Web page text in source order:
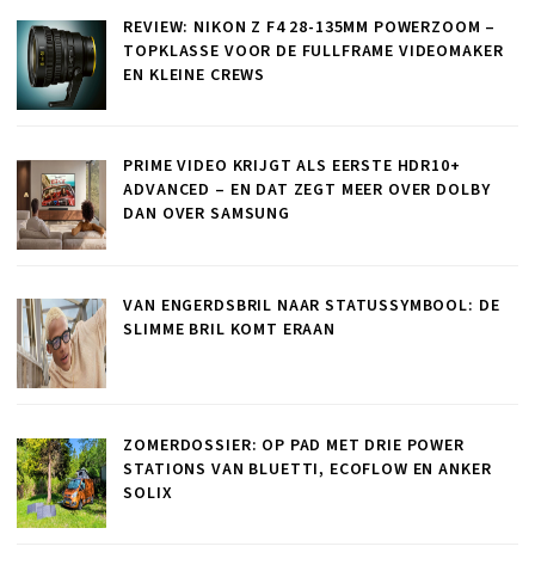
REVIEW: NIKON Z F4 28-135MM POWERZOOM –
TOPKLASSE VOOR DE FULLFRAME VIDEOMAKER
EN KLEINE CREWS
PRIME VIDEO KRIJGT ALS EERSTE HDR10+
ADVANCED – EN DAT ZEGT MEER OVER DOLBY
DAN OVER SAMSUNG
VAN ENGERDSBRIL NAAR STATUSSYMBOOL: DE
SLIMME BRIL KOMT ERAAN
ZOMERDOSSIER: OP PAD MET DRIE POWER
STATIONS VAN BLUETTI, ECOFLOW EN ANKER
SOLIX